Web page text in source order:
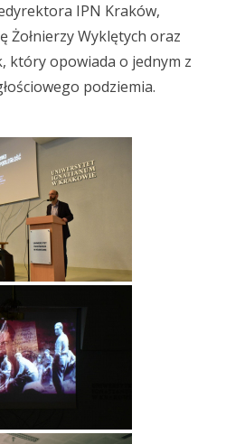
IPN Kraków,
Żołnierzy Wyklętych oraz
który opowiada o jednym z
podziemia.